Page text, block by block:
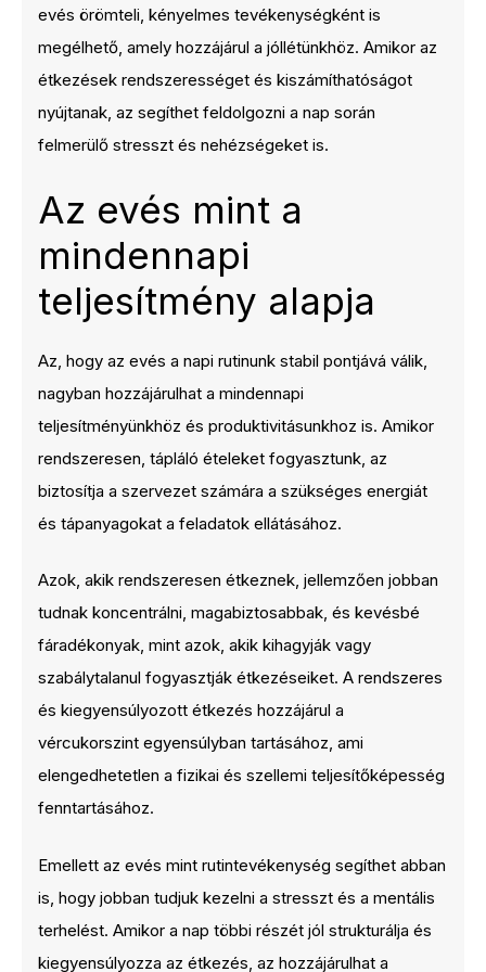
evés örömteli, kényelmes tevékenységként is
megélhető, amely hozzájárul a jóllétünkhöz. Amikor az
étkezések rendszerességet és kiszámíthatóságot
nyújtanak, az segíthet feldolgozni a nap során
felmerülő stresszt és nehézségeket is.
Az evés mint a
mindennapi
teljesítmény alapja
Az, hogy az evés a napi rutinunk stabil pontjává válik,
nagyban hozzájárulhat a mindennapi
teljesítményünkhöz és produktivitásunkhoz is. Amikor
rendszeresen, tápláló ételeket fogyasztunk, az
biztosítja a szervezet számára a szükséges energiát
és tápanyagokat a feladatok ellátásához.
Azok, akik rendszeresen étkeznek, jellemzően jobban
tudnak koncentrálni, magabiztosabbak, és kevésbé
fáradékonyak, mint azok, akik kihagyják vagy
szabálytalanul fogyasztják étkezéseiket. A rendszeres
és kiegyensúlyozott étkezés hozzájárul a
vércukorszint egyensúlyban tartásához, ami
elengedhetetlen a fizikai és szellemi teljesítőképesség
fenntartásához.
Emellett az evés mint rutintevékenység segíthet abban
is, hogy jobban tudjuk kezelni a stresszt és a mentális
terhelést. Amikor a nap többi részét jól strukturálja és
kiegyensúlyozza az étkezés, az hozzájárulhat a